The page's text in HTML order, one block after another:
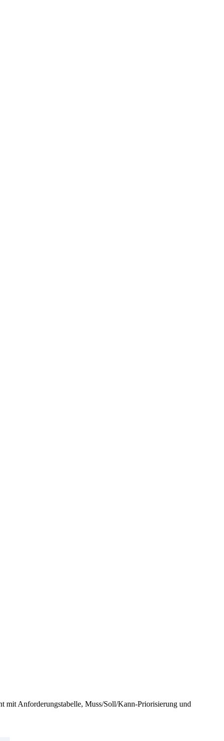
mit Anforderungstabelle, Muss/Soll/Kann-Priorisierung und